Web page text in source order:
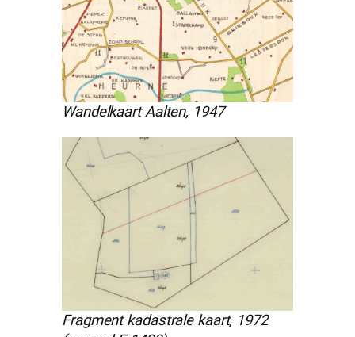
Wandelkaart Aalten, 1947
Fragment kadastrale kaart, 1972